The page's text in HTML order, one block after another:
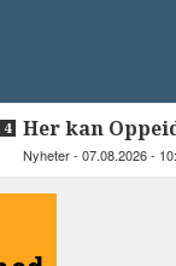
Her kan
videre
Nyheter - 07.08.2026 -